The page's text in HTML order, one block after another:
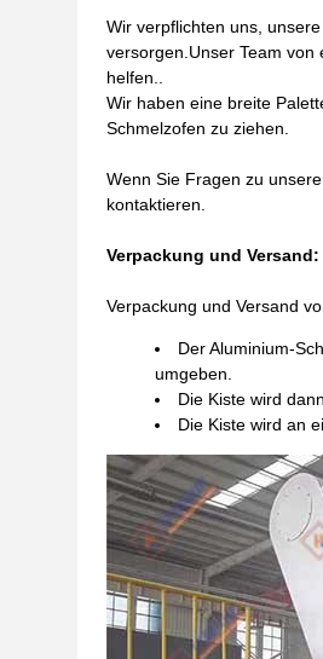
Wir verpflichten uns,
versorgen.Unser Team
helfen..
Wir haben eine breite
Schmelzofen zu ziehen.
Wenn Sie Fragen zu
kontaktieren.
Verpackung und Versand:
Verpackung und Versand
Der Aluminium-
umgeben.
Die Kiste wird
Die Kiste wird an